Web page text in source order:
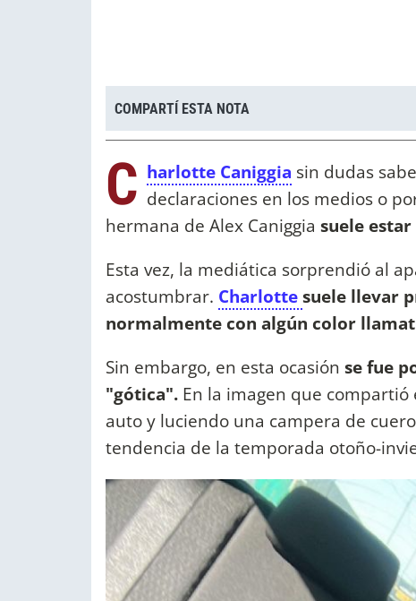
COMPARTÍ ESTA NOTA
C harlotte Caniggia sin dudas
declaraciones en los medios o
hermana de Alex Caniggia suele
Esta vez, la mediática sorprendió al
acostumbrar. Charlottesuele llevar
normalmente con algún color
Sin embargo, en esta ocasión se fue
"gótica". En la imagen que
auto y luciendo una campera de
tendencia de la temporada otoño-